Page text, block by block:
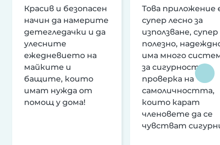
Красив и безопасен
начин да намерите
детегледачки и да
улесните
ежедневието на
майките и
бащите, които
имат нужда от
помощ у дома!
Това приложение
супер лесно за
използване, супер
полезно,
има много
за сигурност и
проверка на
самоличността,
които карат
членовете да се
чувстват